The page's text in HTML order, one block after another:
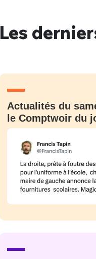
Les
Actualités du
le Comptwoir du
PSEUDO *
EMAIL *
PASSWORD*
VOTRE
Que